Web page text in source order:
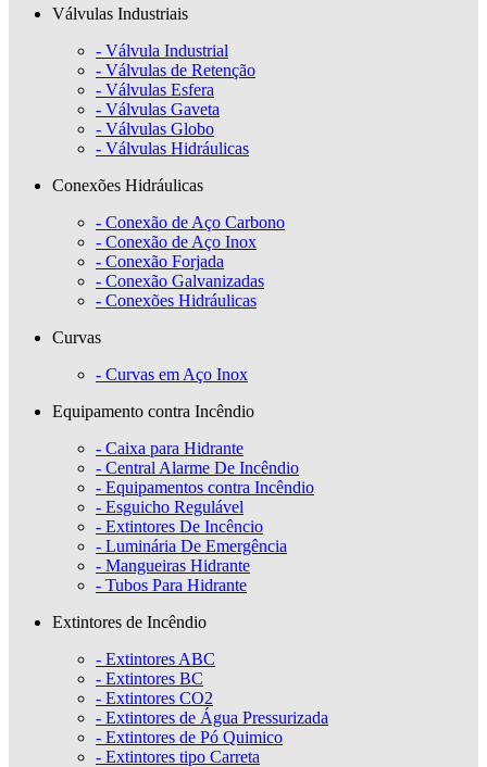
Válvulas Industriais
- Válvula Industrial
- Válvulas de Retenção
- Válvulas Esfera
- Válvulas Gaveta
- Válvulas Globo
- Válvulas Hidráulicas
Conexões Hidráulicas
- Conexão de Aço Carbono
- Conexão de Aço Inox
- Conexão Forjada
- Conexão Galvanizadas
- Conexões Hidráulicas
Curvas
- Curvas em Aço Inox
Equipamento contra Incêndio
- Caixa para Hidrante
- Central Alarme De Incêndio
- Equipamentos contra Incêndio
- Esguicho Regulável
- Extintores De Incêncio
- Luminária De Emergência
- Mangueiras Hidrante
- Tubos Para Hidrante
Extintores de Incêndio
- Extintores ABC
- Extintores BC
- Extintores CO2
- Extintores de Água Pressurizada
- Extintores de Pó Quimico
- Extintores tipo Carreta